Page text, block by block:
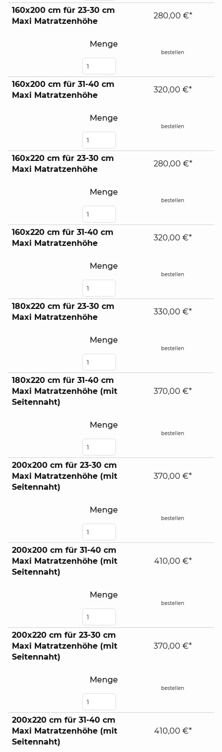
160x200 cm für 23-30 cm
Maxi Matratzenhöhe
Menge
280,00 €*
bestellen
160x200 cm für 31-40 cm
Maxi Matratzenhöhe
Menge
320,00 €*
bestellen
160x220 cm für 23-30 cm
Maxi Matratzenhöhe
Menge
280,00 €*
bestellen
160x220 cm für 31-40 cm
Maxi Matratzenhöhe
Menge
320,00 €*
bestellen
180x220 cm für 23-30 cm
Maxi Matratzenhöhe
Menge
330,00 €*
bestellen
180x220 cm für 31-40 cm
Maxi Matratzenhöhe (mit
Seitennaht)
Menge
370,00 €*
bestellen
200x200 cm für 23-30 cm
Maxi Matratzenhöhe (mit
Seitennaht)
Menge
370,00 €*
bestellen
200x200 cm für 31-40 cm
Maxi Matratzenhöhe (mit
Seitennaht)
Menge
410,00 €*
bestellen
200x220 cm für 23-30 cm
Maxi Matratzenhöhe (mit
Seitennaht)
Menge
370,00 €*
bestellen
200x220 cm für 31-40 cm
Maxi Matratzenhöhe (mit
Seitennaht)
410,00 €*